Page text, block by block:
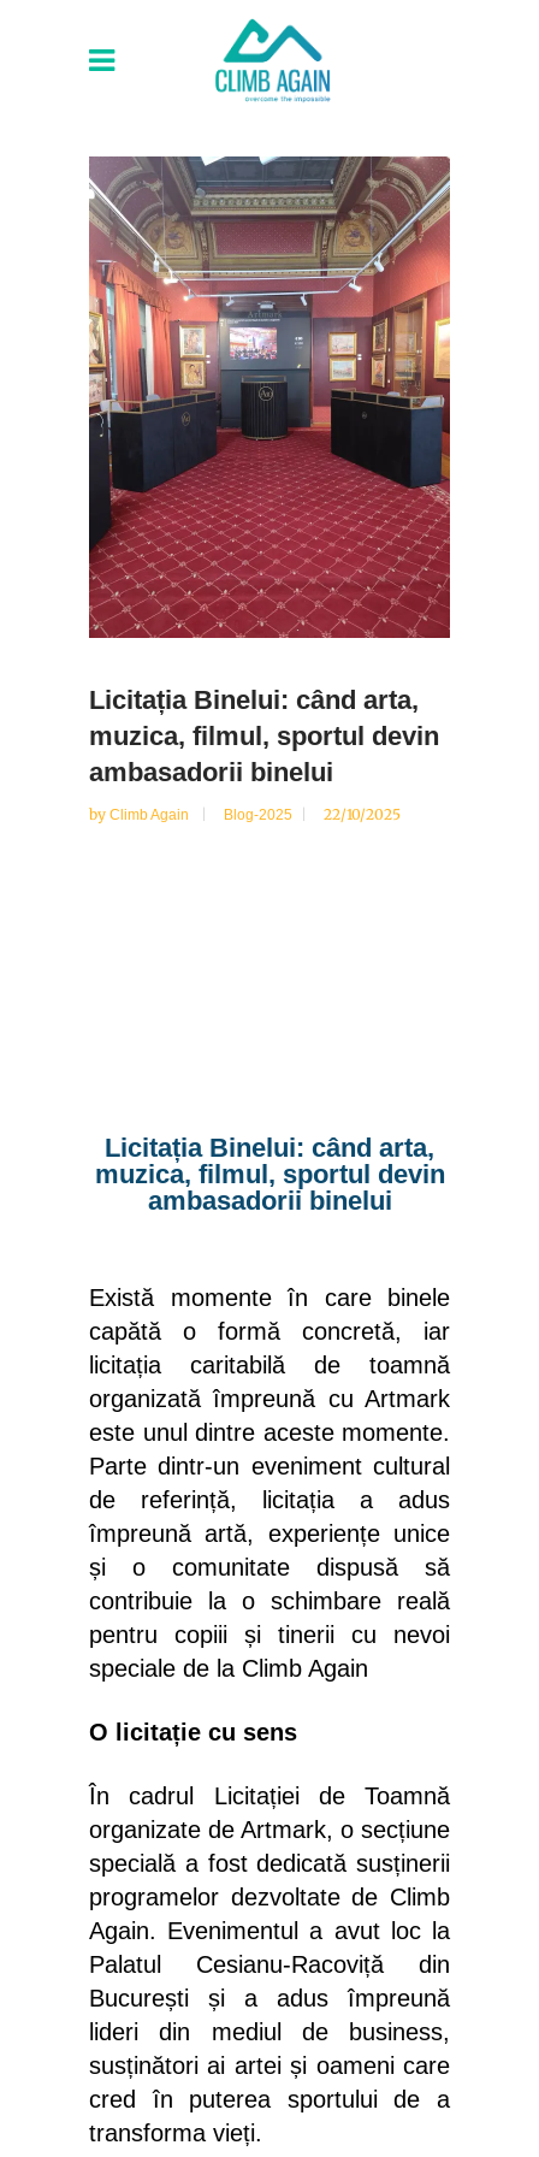
Licitația Binelui: când arta,
muzica, filmul, sportul devin
ambasadorii binelui
by Climb Again Blog-2025 22/10/2025
Licitația Binelui: când arta,
muzica, filmul, sportul devin
ambasadorii binelui
Există momente în care binele
capătă o formă concretă, iar
licitația caritabilă de toamnă
organizată împreună cu Artmark
este unul dintre aceste momente.
Parte dintr-un eveniment cultural
de referință, licitația a adus
împreună artă, experiențe unice
și o comunitate dispusă să
contribuie la o schimbare reală
pentru copiii și tinerii cu nevoi
speciale de la Climb Again
O licitație cu sens
În cadrul Licitației de Toamnă
organizate de Artmark, o secțiune
specială a fost dedicată susținerii
programelor dezvoltate de Climb
Again. Evenimentul a avut loc la
Palatul Cesianu-Racoviță din
București și a adus împreună
lideri din mediul de business,
susținători ai artei și oameni care
cred în puterea sportului de a
transforma vieți.